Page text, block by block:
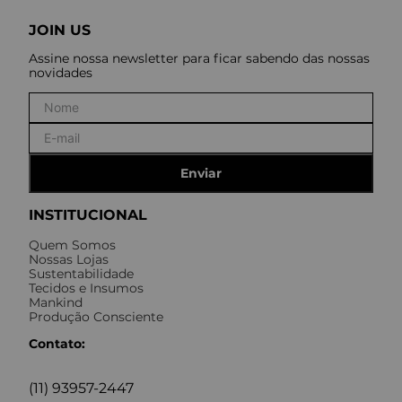
INSTITUCIONAL
Quem Somos
Nossas Lojas
Sustentabilidade
Tecidos e Insumos
Mankind
Produção Consciente
Contato:
(11) 93957-2447
JOIN US
Assine nossa newsletter para ficar sabendo das nossas
novidades
Enviar